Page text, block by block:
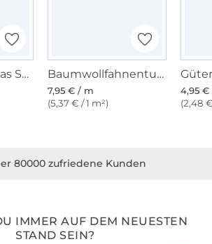
Dekostoff Canvas Stoff uni schwarz Baumwollfahnentuch, schwarz
7,95 € / m
(5,37 € / 1 m²)
4,95 €
(2,48
80000 zufriedene Kunden
IMMER AUF DEM NEUESTEN
STAND SEIN?